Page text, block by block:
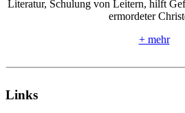
Literatur, Schulung von Leitern, hilft
ermordeter
+ mehr
Links